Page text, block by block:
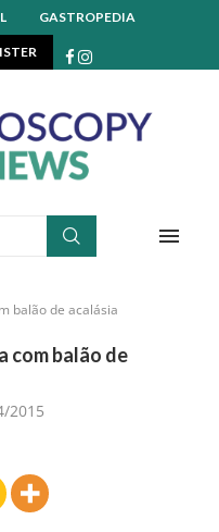
GASTROPEDIA
balão de acalásia
com balão de
2015